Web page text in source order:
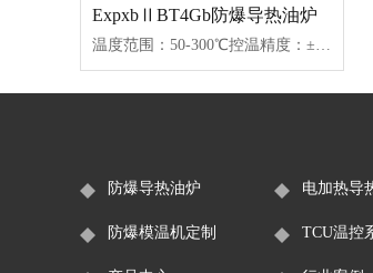
ExpxbⅡBT4Gb防爆导热油炉
防爆导热油炉 电加热导
防爆模温机定制 TCU温控